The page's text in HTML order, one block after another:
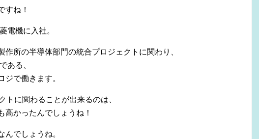
すね！
電機に入社。
作所の半導体部門の統合プロジェクトに関わり、
ある、
ジで働きます。
トに関わることが出来るのは、
高かったんでしょうね！
んでしょうね。